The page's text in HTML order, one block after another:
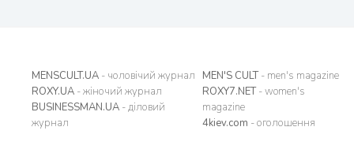
MENSCULT.UA - чоловічий журнал
ROXY.UA - жіночий журнал
BUSINESSMAN.UA - діловий
журнал
MEN'S CULT- men's magazine
ROXY7.NET- women's
magazine
4kiev.com - оголошення